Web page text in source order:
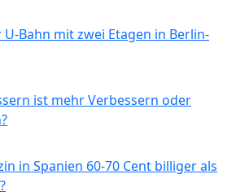
Bahn mit zwei Etagen in Berlin-
ist mehr Verbessern oder
in Spanien 60-70 Cent billiger als